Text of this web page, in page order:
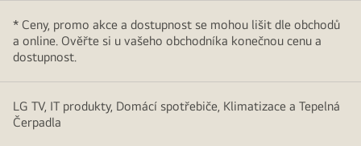
* Ceny, promo akce a dostupnost se mohou lišit dle obchodů
a online. Ověřte si u vašeho obchodníka konečnou cenu a
dostupnost.
LG TV, IT produkty, Domácí spotřebiče, Klimatizace a Tepelná
Čerpadla